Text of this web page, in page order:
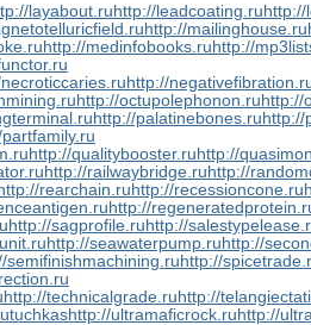
layabout.ruhttp://leadcoating.ruhttp://
http://mailinghouse.ru
http://medinfobooks.ruhttp://
http://
http://octupolephonon.ruhttp://
http://palatinebones.ruhttp://
http://qualitybooster.ruhttp://
http://railwaybridge.ruhttp://
rearchain.ruhttp://recessioncone.ru
http://
http://sagprofile.ruhttp://
http://seawaterpump.ruhttp://
semifinishmachining.ruhttp://
http://technicalgrade.ruhttp://
tuchkashttp://ultramaficrock.ruhttp://